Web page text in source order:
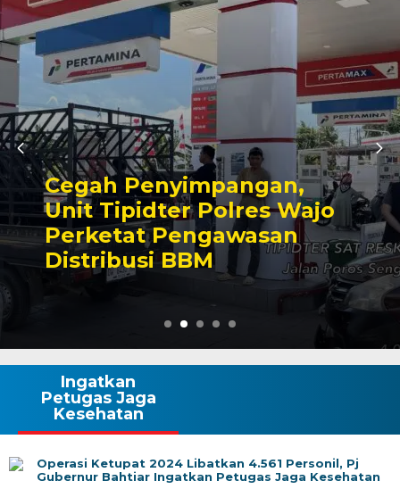
Semangat Merah
Mulai Dikobarkan,
Makassar Matangkan
Ke-81 RI
Ingatkan
Petugas Jaga
Kesehatan
Operasi Ketupat 2024 Libatkan 4.561 Personil, Pj
Gubernur Bahtiar Ingatkan Petugas Jaga Kesehatan